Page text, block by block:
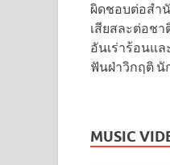
ผิดชอบต่อสำ
เสียสละต่อชา
อันเร่าร้อนแล
ฟันฝ่าวิกฤติ นั
MUSIC